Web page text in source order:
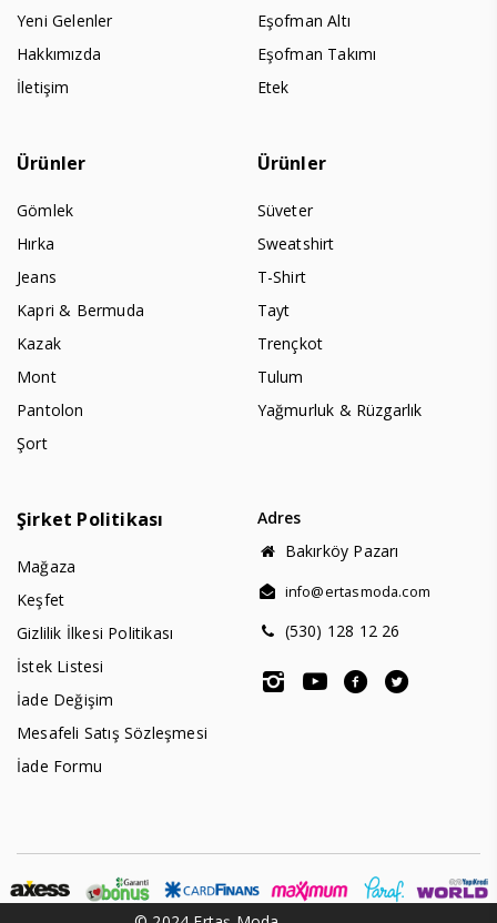
Yeni Gelenler
Hakkımızda
İletişim
Eşofman Altı
Eşofman Takımı
Etek
Ürünler
Gömlek
Hırka
Jeans
Kapri & Bermuda
Kazak
Mont
Pantolon
Şort
Ürünler
Süveter
Sweatshirt
T-Shirt
Tayt
Trençkot
Tulum
Yağmurluk & Rüzgarlık
Şirket Politikası
Mağaza
Keşfet
Gizlilik İlkesi Politikası
İstek Listesi
İade Değişim
Mesafeli Satış Sözleşmesi
İade Formu
Adres
Bakırköy Pazarı
info@ertasmoda.com
(530) 128 12 26